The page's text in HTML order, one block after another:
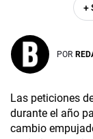
+
POR
Las peticiones
durante el año
cambio